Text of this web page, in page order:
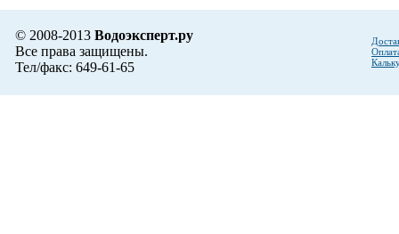
© 2008-2013 Водоэксперт.ру
Все права защищены.
Тел/факс: 649-61-65